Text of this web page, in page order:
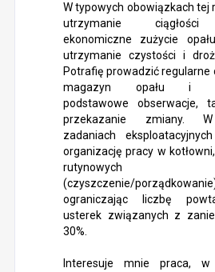
W typowych obowiązkach tej
utrzymanie ciągłości
ekonomiczne zużycie
utrzymanie czystości i
Potrafię prowadzić regularne
magazyn opału i
podstawowe obserwacje,
przekazanie zmiany.
zadaniach
organizację pracy w
rutynowych
(czyszczenie/
ograniczając liczbę
usterek związanych z
30%.
Interesuje mnie praca,